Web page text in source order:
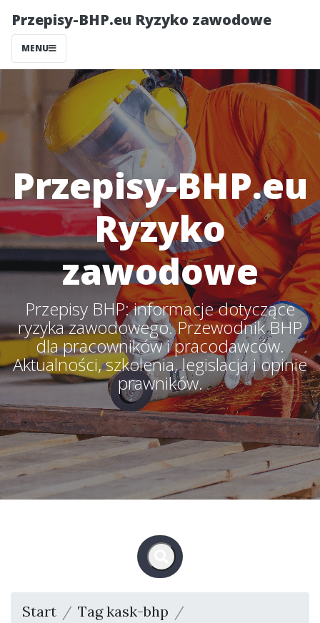
Przepisy-BHP.eu Ryzyko zawodowe
MENU
Przepisy-BHP.eu
Ryzyko
zawodowe
Przepisy BHP: informacje dotyczące
ryzyka zawodowego. Przewodnik BHP
dla pracowników i pracodawców.
Aktualności, szkolenia, legislacja i opinie
prawników.
Start Tag kask-bhp